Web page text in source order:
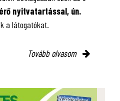
nyitvatartással, ún.
a látogatókat.
Tovább olvasom